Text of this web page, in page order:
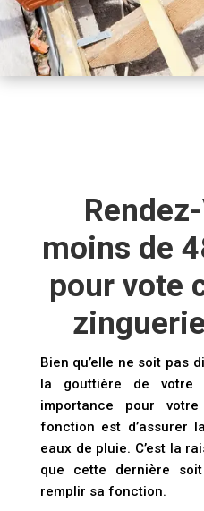
moins de
pour vote
Bien qu’elle ne soit pas
la gouttière de votre
importance pour
fonction est d’assurer
eaux de pluie. C’est la
que cette dernière
remplir sa fonction.